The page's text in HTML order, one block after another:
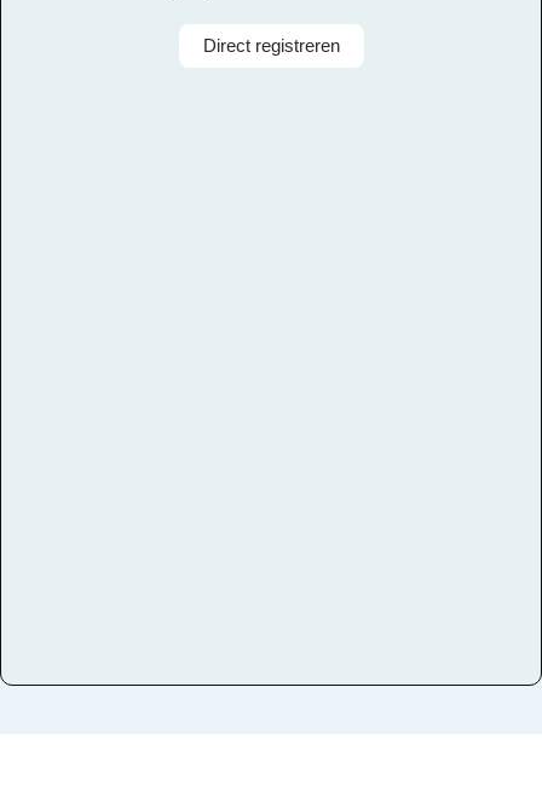
Direct registrerenAlle rechten voorbehouden